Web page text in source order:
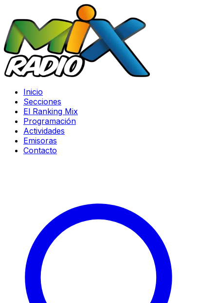
Inicio
Secciones
El Ranking Mix
Programación
Actividades
Emisoras
Contacto